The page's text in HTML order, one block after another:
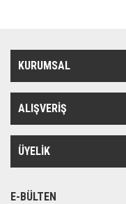
KURUMSAL
ALIŞVERİŞ
ÜYELİK
E-BÜLTEN